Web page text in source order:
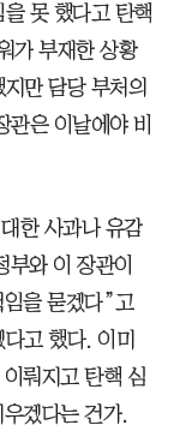
못 했다고 탄핵
가 부재한 상황
만 담당 부처의
은 이날에야 비
한 사과나 유감
와 이 장관이
을 묻겠다”고
고 했다. 이미
뤄지고 탄핵 심
겠다는 건가.